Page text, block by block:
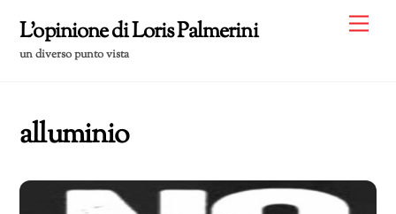
content
L'opinione di Loris Palmerini
un diverso punto vista
alluminio